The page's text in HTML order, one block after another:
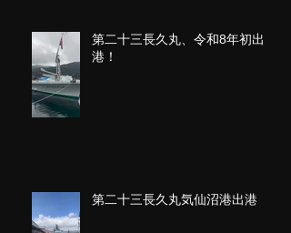
第二十三長久丸、令和8年初出
港！
第二十三長久丸気仙沼港出港